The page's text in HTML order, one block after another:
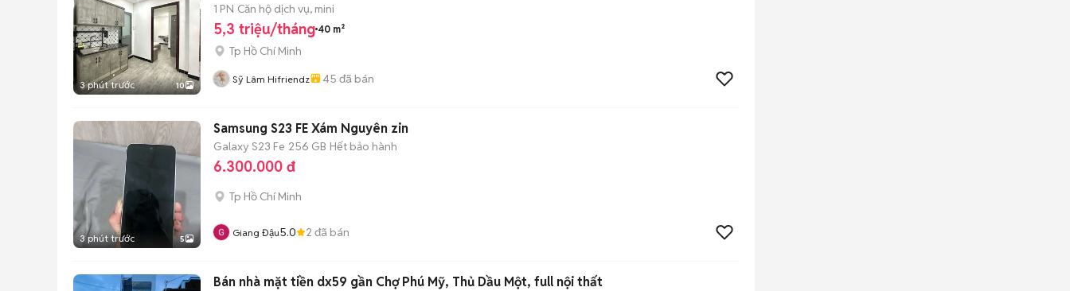
3 phút trước 10
1 PN Căn hộ dịch vụ, mini
5,3 triệu/tháng 40 m²
Tp Hồ Chí Minh
Sỹ Lâm Hifriendz 45 đã bán
3 phút trước 5
Samsung S23 FE Xám Nguyên zin
Galaxy S23 Fe 256 GB Hết bảo hành
6.300.000 đ
Tp Hồ Chí Minh
Giang Đậu5.0 2 đã bán
Bán nhà mặt tiền dx59 gần Chợ Phú Mỹ, Thủ Dầu Một, full nội thất